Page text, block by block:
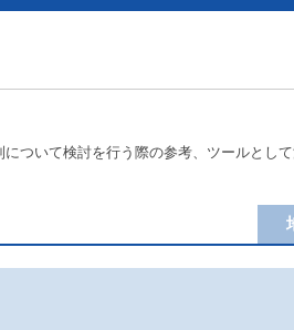
ついて検討を行う際の参考、ツールとし